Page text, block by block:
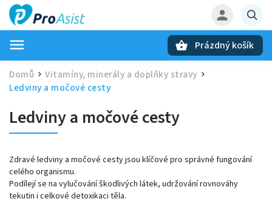
Prázdný košík
Domů / Vitamíny, minerály a doplňky stravy /
Ledviny a močové cesty
Ledviny a močové cesty
Zdravé ledviny a močové cesty jsou klíčové pro správné fungování
celého organismu.
Podílejí se na vylučování škodlivých látek, udržování rovnováhy
tekutin i celkové detoxikaci těla.